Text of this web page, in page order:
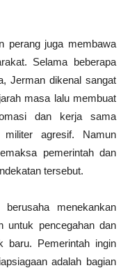
perang juga membawa
Selama beberapa
Jerman dikenal sangat
masa lalu membuat
dan kerja sama
militer agresif. Namun
pemerintah dan
tersebut.
menekankan
untuk pencegahan dan
baru. Pemerintah ingin
adalah bagian